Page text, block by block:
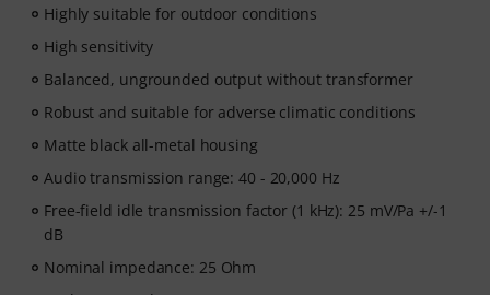
Highly suitable for outdoor conditions
High sensitivity
Balanced, ungrounded output without transformer
Robust and suitable for adverse climatic conditions
Matte black all-metal housing
Audio transmission range: 40 - 20,000 Hz
Free-field idle transmission factor (1 kHz): 25 mV/Pa +/-1
dB
Nominal impedance: 25 Ohm